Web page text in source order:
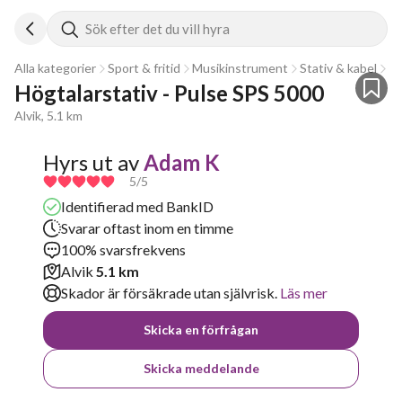
Sök efter det du vill hyra
Alla kategorier Sport & fritid Musikinstrument Stativ & kabel
Högtalarstativ - Pulse SPS 5000
Alvik, 5.1 km
Hyrs ut avAdam K
5/5
Identifierad med BankID
Svarar oftast inom en timme
100% svarsfrekvens
Alvik 5.1 km
Skador är försäkrade utan självrisk. Läs mer
Skicka en förfrågan
Skicka meddelande